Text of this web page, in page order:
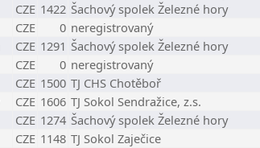
CZE 1422 Šachový spolek Železné hory
CZE 0 neregistrovaný
CZE 1291 Šachový spolek Železné hory
CZE 0 neregistrovaný
CZE 1500 TJ CHS Chotěboř
CZE 1606 TJ Sokol Sendražice, z.s.
CZE 1274 Šachový spolek Železné hory
CZE 1148 TJ Sokol Zaječice